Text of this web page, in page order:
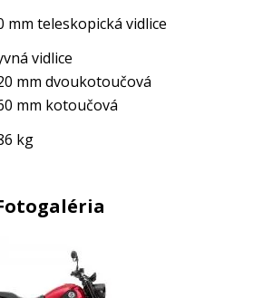
mm teleskopická vidlice
vidlice
mm dvoukotoučová
mm kotoučová
kg